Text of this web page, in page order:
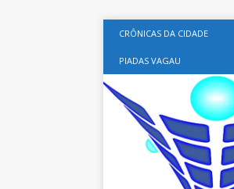
CRÔNICAS DA CIDADE
PIADAS VAGAU